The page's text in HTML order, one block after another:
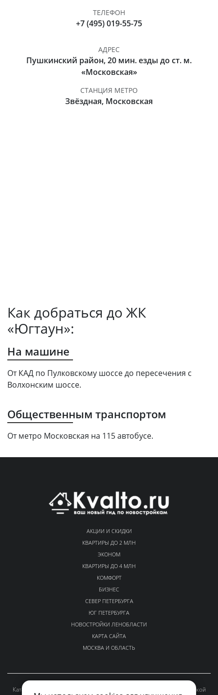
ТЕЛЕФОН
+7 (495) 019-55-75
АДРЕС
Пушкинский район, 20 мин. езды до ст. м.
«Московская»
СТАНЦИЯ МЕТРО
Звёздная, Московская
Как добраться до ЖК
«Югтаун»:
На машине
От КАД по Пулковскому шоссе до пересечения с
Волхонским шоссе.
Общественным транспортом
От метро Московская на 115 автобусе.
АКЦИИ И СКИДКИ
КВАРТИРЫ ДО 2 МЛН
ЭКОНОМ
КВАРТИРЫ ДО 4 МЛН
КОМФОРТ
БИЗНЕС
СЕВЕР ПЕТЕРБУРГА
ЮГ ПЕТЕРБУРГА
НОВОСТРОЙКИ ЛЕНОБЛАСТИ
КАРТА САЙТА
МОСКВА И ОБЛАСТЬ
Каталог проверенных новостроек Санкт-Петербурга и Ленинградской